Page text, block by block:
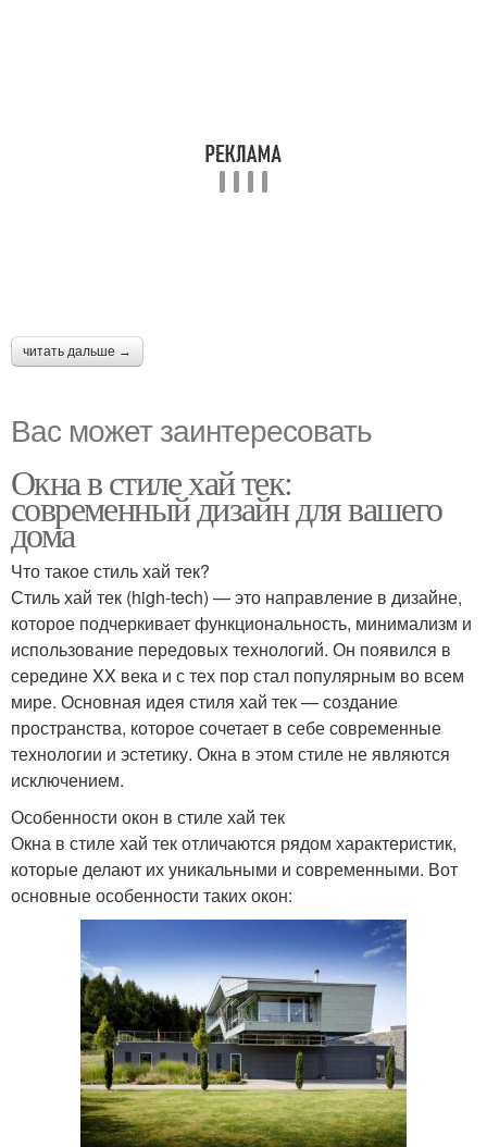
читать дальше →
Вас может заинтересовать
Окна в стиле хай тек:
современный дизайн для вашего
дома
Что такое стиль хай тек?
Стиль хай тек (high-tech) — это направление в дизайне,
которое подчеркивает функциональность, минимализм и
использование передовых технологий. Он появился в
середине XX века и с тех пор стал популярным во всем
мире. Основная идея стиля хай тек — создание
пространства, которое сочетает в себе современные
технологии и эстетику. Окна в этом стиле не являются
исключением.
Особенности окон в стиле хай тек
Окна в стиле хай тек отличаются рядом характеристик,
которые делают их уникальными и современными. Вот
основные особенности таких окон: